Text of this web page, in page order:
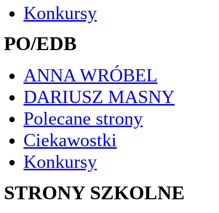
Konkursy
PO/EDB
ANNA WRÓBEL
DARIUSZ MASNY
Polecane strony
Ciekawostki
Konkursy
STRONY SZKOLNE